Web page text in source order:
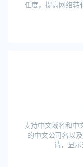
任度，提高网络转
支持中文域名和中
的中文公司名以
请，显示